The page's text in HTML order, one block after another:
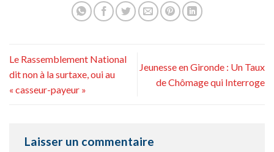
Le Rassemblement National
dit non à la surtaxe, oui au
« casseur-payeur »
Jeunesse en Gironde : Un Taux
de Chômage qui Interroge
Laisser un commentaire